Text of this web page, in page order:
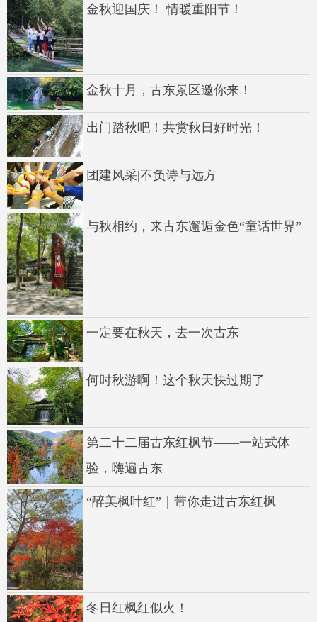
金秋迎国庆！ 情暖重阳节！
金秋十月，古东景区邀你来！
出门踏秋吧！共赏秋日好时光！
团建风采|不负诗与远方
与秋相约，来古东邂逅金色“童话世界”
一定要在秋天，去一次古东
何时秋游啊！这个秋天快过期了
第二十二届古东红枫节——一站式体
验，嗨遍古东
“醉美枫叶红”｜带你走进古东红枫
冬日红枫红似火！